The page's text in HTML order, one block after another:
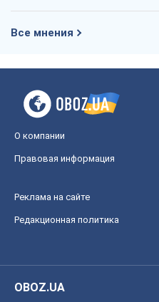
Все мнения
О компании
Правовая информация
Реклама на сайте
Редакционная политика
OBOZ.UA